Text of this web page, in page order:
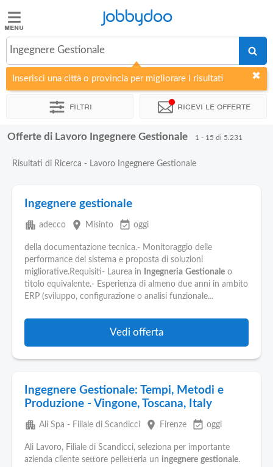
Jobbydoo
Offerte
di
lavoro
Elenco
Blog
Pubblica
Offerte
Jobbydoo
Ingegnere Gestionale
Inserisci una città o provincia per migliorare i risultati
Filtri Ricevi le offerte
Offerte di Lavoro Ingegnere Gestionale 1 - 15 di 5.231
Risultati di Ricerca - Lavoro Ingegnere Gestionale
Ingegnere gestionale
apartment adecco place Misinto event_available oggi
della documentazione tecnica.- Monitoraggio delle
performance del sistema e proposta di soluzioni
migliorative.Requisiti- Laurea in
Ingegneria Gestionale o
titolo equivalente.- Esperienza di almeno due anni in ambito
ERP (sviluppo, configurazione o analisi funzionale...
Vedi offerta
Ingegnere Gestionale: Tempi, Metodi e
Produzione - Vingone, Toscana, Italy
apartment Ali Spa - Filiale di Scandicci place Firenze event_available oggi
Ali Lavoro, Filiale di Scandicci, seleziona per importante
azienda cliente settore pelletteria un ingegnere gestionale.